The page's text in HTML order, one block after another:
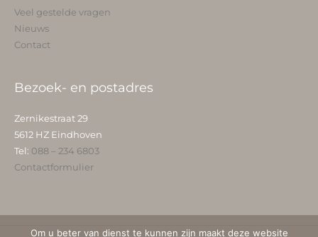
Veel gestelde vragen
Nieuws
Contact
Bezoek- en postadres
Zernikestraat 29
5612 HZ Eindhoven
Tel: 088 – 234 6803
Contactformulier
Om u beter van dienst te kunnen zijn maakt deze website